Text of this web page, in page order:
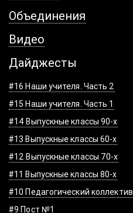
Объединения
Видео
Дайджесты
#16 Наши учителя. Часть 2
#15 Наши учителя. Часть 1
#14 Выпускные классы 90-х
#13 Выпускные классы 60-х
#12 Выпускные классы 70-х
#11 Выпускные классы 80-х
#10 Педагогический
#9 Пост №1